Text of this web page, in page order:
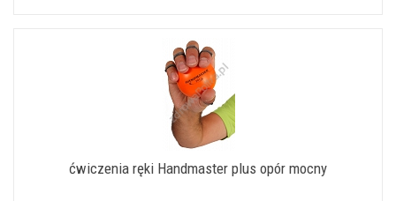
ćwiczenia ręki Handmaster plus opór mocny